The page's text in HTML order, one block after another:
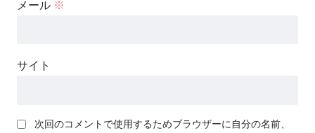
メール ※
サイト
次回のコメントで使用するためブラウザーに自分の名前、